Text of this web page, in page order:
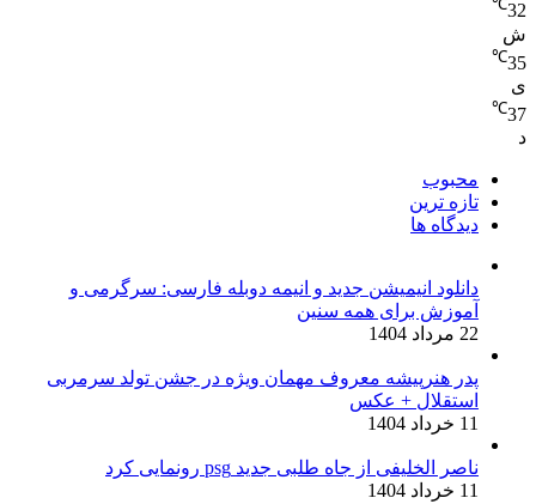
32
℃
ش
35
℃
ی
37
℃
د
محبوب
تازه ترین
دیدگاه ها
دانلود انیمیشن جدید و انیمه دوبله فارسی: سرگرمی و
آموزش برای همه سنین
22 مرداد 1404
پدر هنرپیشه معروف مهمان ویژه در جشن تولد سرمربی
استقلال + عکس
11 خرداد 1404
ناصر الخلیفی از جاه طلبی جدید psg رونمایی کرد
11 خرداد 1404